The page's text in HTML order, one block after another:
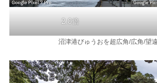
2.0倍
沼津港びゅうおを超広角/広角/望